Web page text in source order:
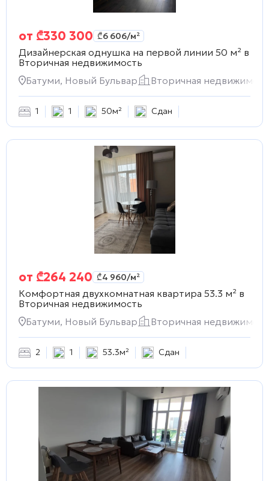
от ₾330 300 ₾6 606/м²
Дизайнерская однушка на первой линии 50 м² в
Вторичная недвижимость
Батуми, Новый Бульвар
Вторичная
1 1 50м² Сдан
от ₾264 240 ₾4 960/м²
Комфортная двухкомнатная квартира 53.3 м² в
Вторичная недвижимость
Батуми, Новый Бульвар
Вторичная
2 1 53.3м² Сдан